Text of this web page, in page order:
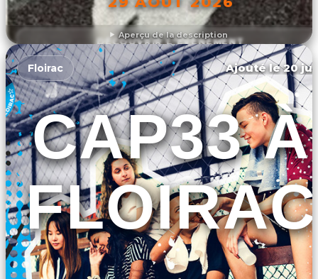
Aperçu de la description
DÉCOUVRIR L'ÉVÉNEMENT
Floirac Ajouté le 20
CAP33 À
FLOIRAC